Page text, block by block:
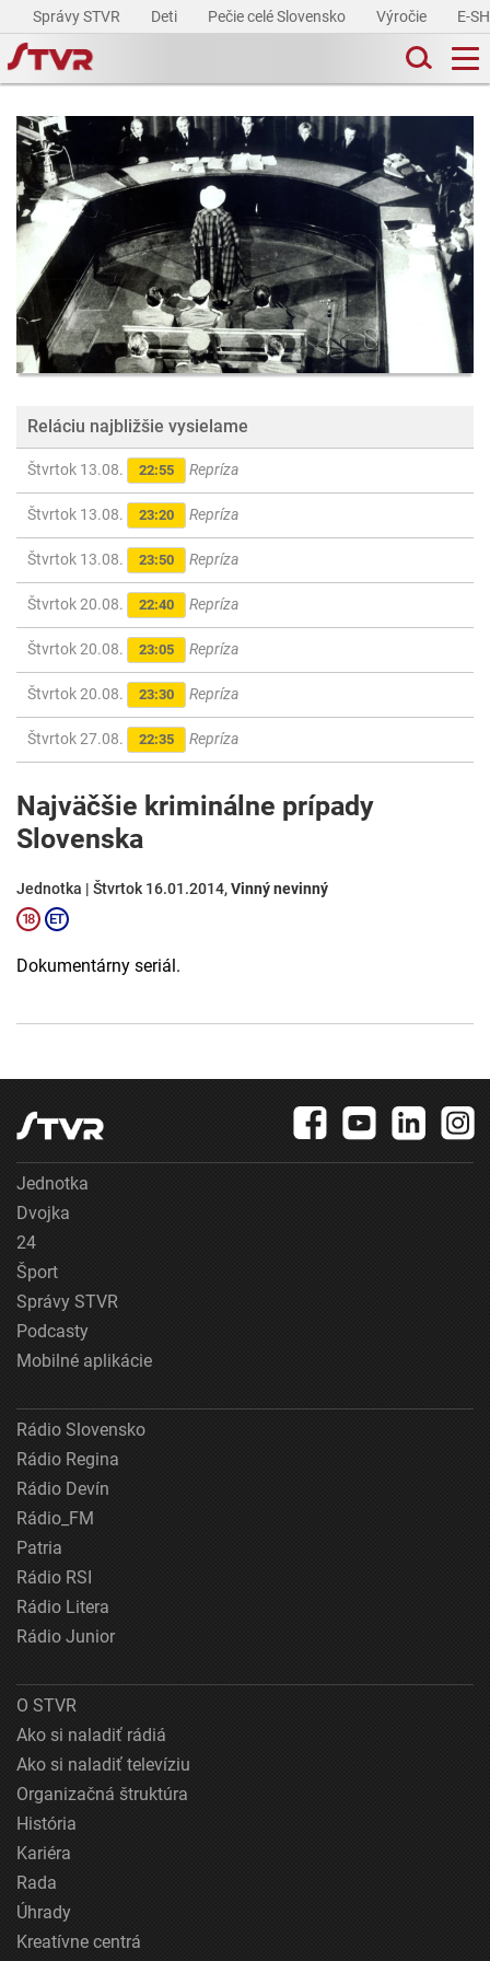
Správy STVR Deti Pečie celé Slovensko Výročie E-
Reláciu najbližšie vysielame
Štvrtok 13.08. 22:55 Repríza
Štvrtok 13.08. 23:20 Repríza
Štvrtok 13.08. 23:50 Repríza
Štvrtok 20.08. 22:40 Repríza
Štvrtok 20.08. 23:05 Repríza
Štvrtok 20.08. 23:30 Repríza
Štvrtok 27.08. 22:35 Repríza
Najväčšie kriminálne prípady
Slovenska
Jednotka | Štvrtok 16.01.2014,Vinný nevinný
Dokumentárny seriál.
Jednotka
Dvojka
24
Šport
Správy STVR
Podcasty
Mobilné aplikácie
Rádio Slovensko
Rádio Regina
Rádio Devín
Rádio_FM
Patria
Rádio RSI
Rádio Litera
Rádio Junior
O STVR
Ako si naladiť rádiá
Ako si naladiť televíziu
Organizačná štruktúra
História
Kariéra
Rada
Úhrady
Kreatívne centrá